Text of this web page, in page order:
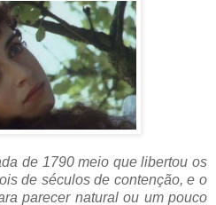
de 1790 meio que libertou os
de séculos de contenção, e o
parecer natural ou um pouco